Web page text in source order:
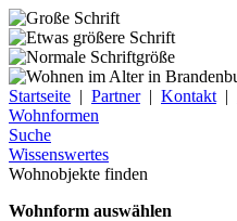
Startseite | Partner| Kontakt |
Wohnformen
Suche
Wissenswertes
Wohnobjekte finden
Wohnform auswählen